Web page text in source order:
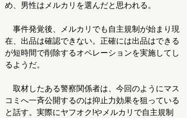
め、男性はメルカリを選んだと思われる。
事件発覚後、メルカリでも自主規制が始まり現
在、出品は確認できない。正確には出品はできる
が短時間で削除するオペレーションを実施してし
るようだ。
取材したある警察関係者は、今回のようにマス
コミへ一斉公開するのは抑止力効果を狙っている
と話す。実際にヤフオク!やメルカリで自主規制